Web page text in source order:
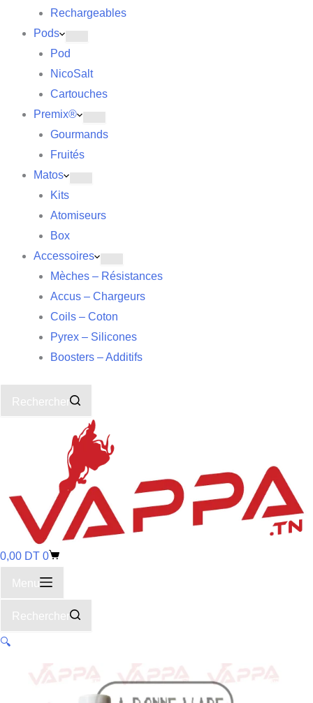
Rechargeables
Pods
Pod
NicoSalt
Cartouches
Premix®
Gourmands
Fruités
Matos
Kits
Atomiseurs
Box
Accessoires
Mèches – Résistances
Accus – Chargeurs
Coils – Coton
Pyrex – Silicones
Boosters – Additifs
Rechercher
0,00 DT 0
Menu
Rechercher
🔍